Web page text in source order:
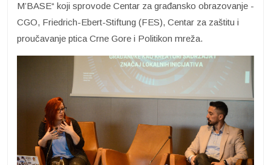
M’BASE“ koji sprovode Centar za građansko obrazovanje -
CGO, Friedrich-Ebert-Stiftung (FES), Centar za zaštitu i
proučavanje ptica Crne Gore i Politikon mreža.